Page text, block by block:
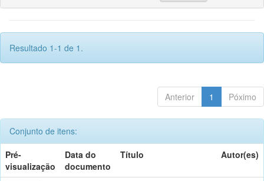
Resultado 1-1 de 1.
Anterior 1 Póximo
Conjunto de itens:
Pré-
visualização
Data do
documento
Título Autor(es)